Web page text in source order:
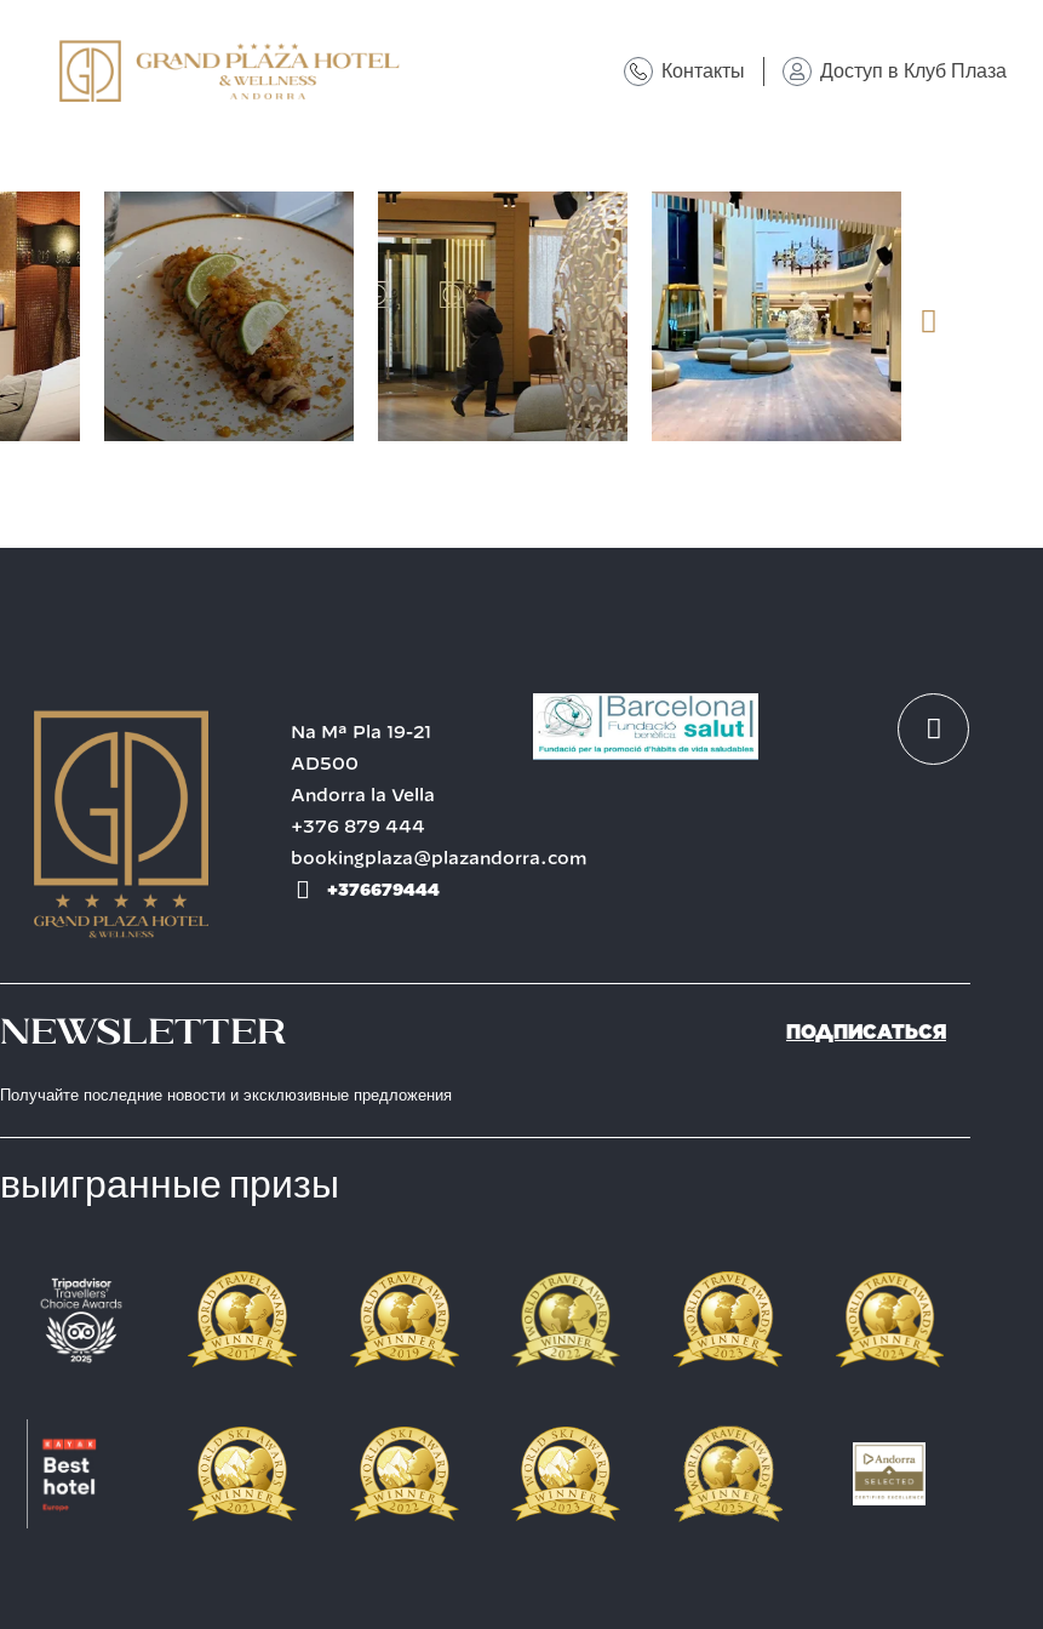
Контакты Доступ в Клуб Плаза
Na Mª Pla 19-21
AD500
Andorra la Vella
+376 879 444
bookingplaza@plazandorra.com
+376679444
Newsletter ПОДПИСАТЬСЯ
Получайте последние новости и эксклюзивные предложения
выигранные призы